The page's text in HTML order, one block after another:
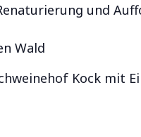
und
Wald
Kock mit